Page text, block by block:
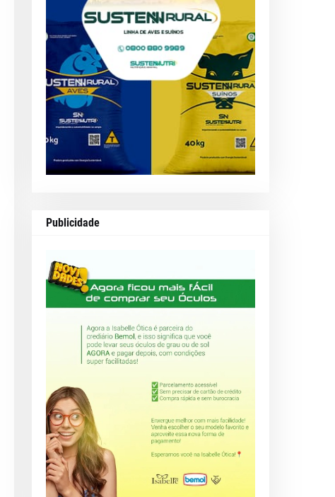
Publicidade